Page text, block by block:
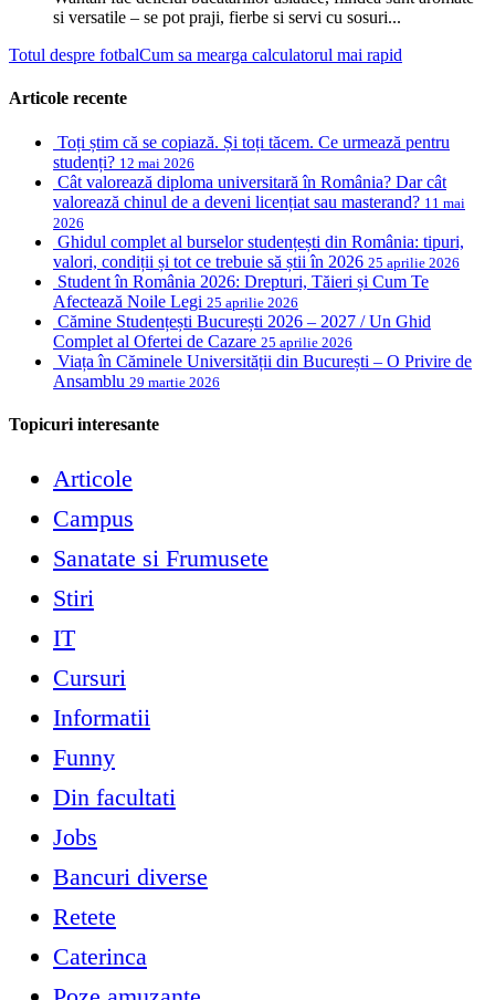
si versatile – se pot praji, fierbe si servi cu sosuri...
Totul despre fotbalCum sa mearga calculatorul mai rapid
Articole recente
Toți știm că se copiază. Și toți tăcem. Ce urmează pentru
studenți? 12 mai 2026
Cât valorează diploma universitară în România? Dar cât
valorează chinul de a deveni licențiat sau masterand? 11 mai
2026
Ghidul complet al burselor studențești din România: tipuri,
valori, condiții și tot ce trebuie să știi în 2026 25 aprilie 2026
Student în România 2026: Drepturi, Tăieri și Cum Te
Afectează Noile Legi 25 aprilie 2026
Cămine Studențești București 2026 – 2027 / Un Ghid
Complet al Ofertei de Cazare 25 aprilie 2026
Viața în Căminele Universității din București – O Privire de
Ansamblu 29 martie 2026
Topicuri interesante
Articole
Campus
Sanatate si Frumusete
Stiri
IT
Cursuri
Informatii
Funny
Din facultati
Jobs
Bancuri diverse
Retete
Caterinca